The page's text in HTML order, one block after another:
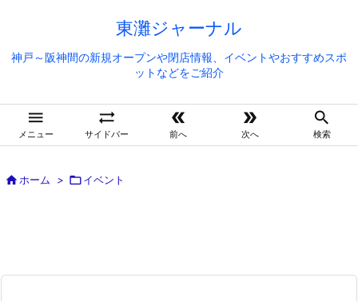
東灘ジャーナル
神戸～阪神間の新規オープンや閉店情報、イベントやおすすめスポ
ットなどをご紹介

メニュー

サイドバー

前へ

次へ

検索
ホーム > イベント